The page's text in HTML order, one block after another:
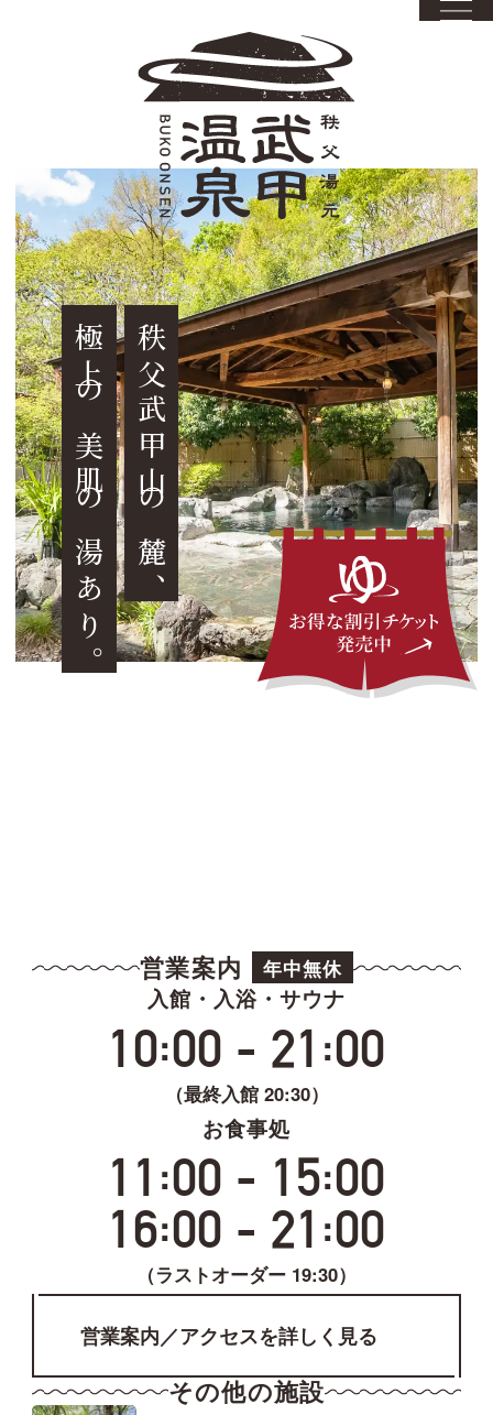
秩父武甲山の麓
、
極上の美肌の湯あり
。
営業案内 年中無休
入館・入浴・サウナ
10:00 - 21:00
（最終入館 20:30）
お食事処
11:00 - 15:00
16:00 - 21:00
（ラストオーダー 19:30）
営業案内／アクセスを詳しく見る
その他の施設